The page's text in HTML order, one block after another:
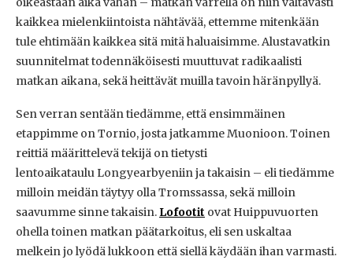
kaikkea mielenkiintoista nähtävää, ettemme mitenkään
tule ehtimään kaikkea sitä mitä haluaisimme. Alustavatkin
suunnitelmat todennäköisesti muuttuvat radikaalisti
matkan aikana, sekä heittävät muilla tavoin häränpyllyä.
Sen verran sentään tiedämme, että ensimmäinen
etappimme on Tornio, josta jatkamme Muonioon. Toinen
reittiä määrittelevä tekijä on tietysti
lentoaikataulu Longyearbyeniin ja takaisin – eli tiedämme
milloin meidän täytyy olla Tromssassa, sekä milloin
saavumme sinne takaisin. Lofootit ovat Huippuvuorten
ohella toinen matkan päätarkoitus, eli sen uskaltaa
melkein jo lyödä lukkoon että siellä käydään ihan varmasti.